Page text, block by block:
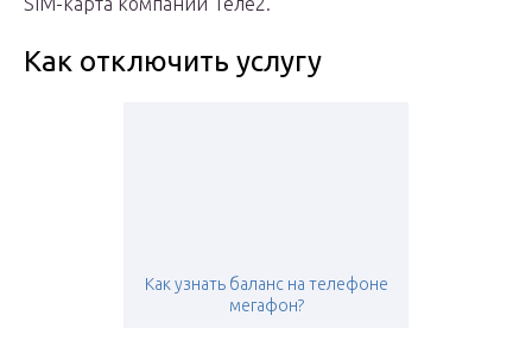
Как отключить услугу
Как узнать баланс на телефоне
мегафон?